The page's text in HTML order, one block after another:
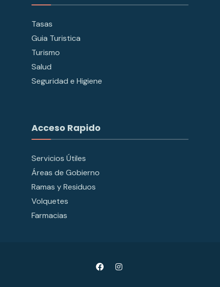
Tasas
Guia Turistica
Turismo
Salud
Seguridad e Higiene
Acceso Rapido
Servicios Útiles
Áreas de Gobierno
Ramas y Residuos
Volquetes
Farmacias